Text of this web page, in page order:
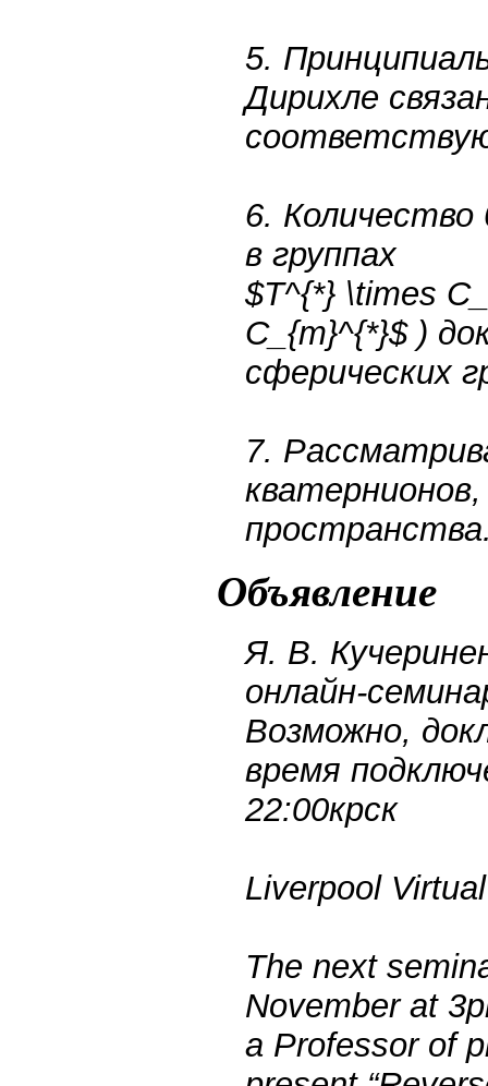
5.
Дирихле
6. Количество
в группах
$T^{*} \times
C_{m}^{*}$ )
сферических
7.
Объявление
Я. В.
онлайн-
Возможно,
время
22:00крск
Liverpool
The next
November at
a Professor of